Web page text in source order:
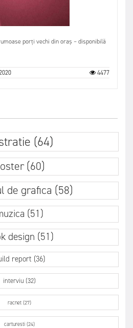
porți vechi din oraș – disponibilă
4477
(64)
(60)
de grafica (58)
(51)
design (51)
report (36)
interviu (32)
racnet (27)
carturesti (24)